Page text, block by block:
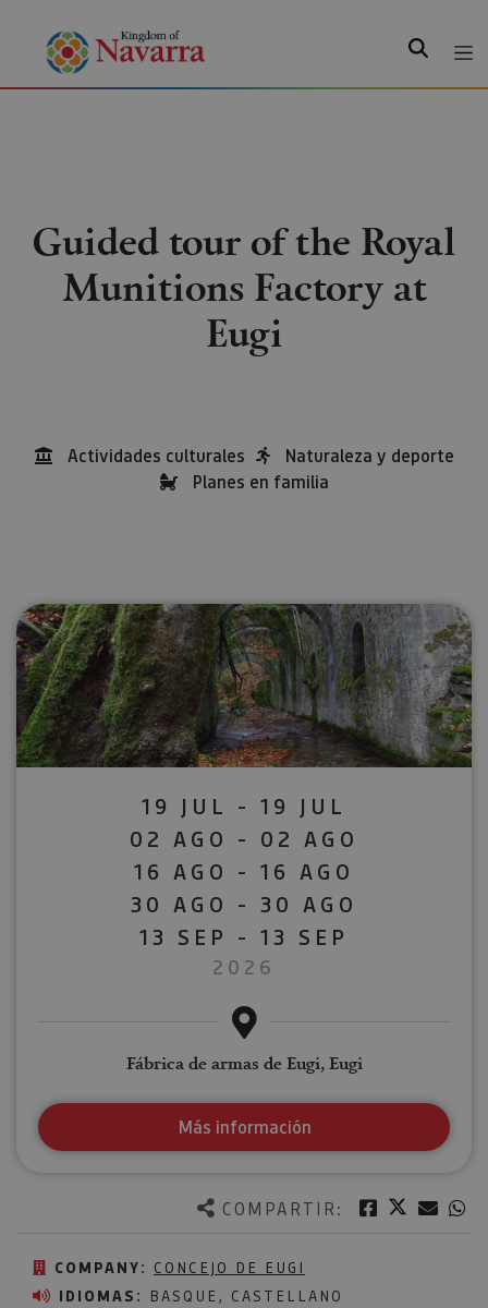
Search
Guided tour of the Royal
Munitions Factory at
Eugi
Actividades culturales
Naturaleza y deporte
Planes en familia
COMPARTIR: Facebook
Twitter
COMPANY: CONCEJO DE EUGI
IDIOMAS: BASQUE, CASTELLANO
19 JUL - 19 JUL
02 AGO - 02 AGO
16 AGO - 16 AGO
30 AGO - 30 AGO
13 SEP - 13 SEP
2026
Fábrica de armas de Eugi, Eugi
Más información